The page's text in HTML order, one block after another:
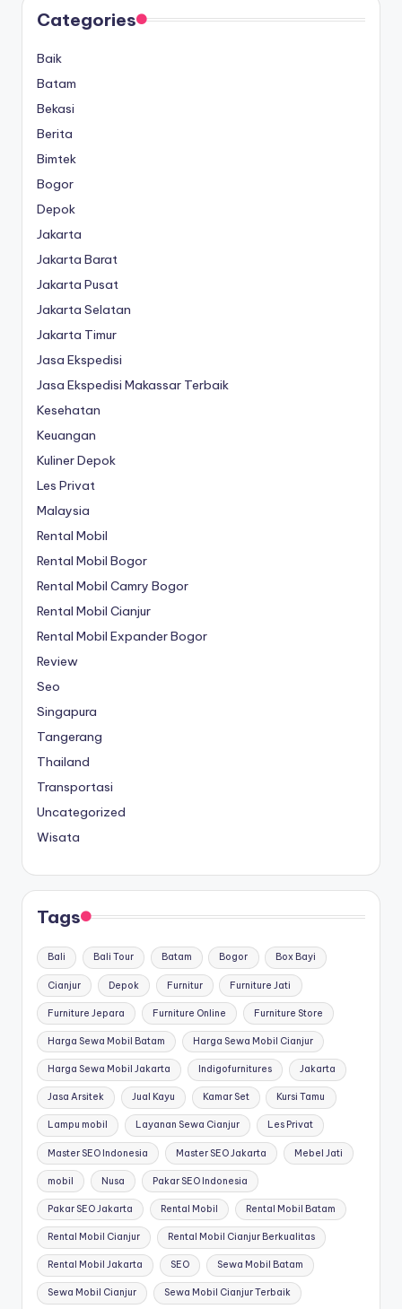
Categories
Baik
Batam
Bekasi
Berita
Bimtek
Bogor
Depok
Jakarta
Jakarta Barat
Jakarta Pusat
Jakarta Selatan
Jakarta Timur
Jasa Ekspedisi
Jasa Ekspedisi Makassar Terbaik
Kesehatan
Keuangan
Kuliner Depok
Les Privat
Malaysia
Rental Mobil
Rental Mobil Bogor
Rental Mobil Camry Bogor
Rental Mobil Cianjur
Rental Mobil Expander Bogor
Review
Seo
Singapura
Tangerang
Thailand
Transportasi
Uncategorized
Wisata
Tags
Bali Bali Tour Batam Bogor Box Bayi
Cianjur Depok Furnitur Furniture Jati
Furniture Jepara Furniture Online Furniture Store
Harga Sewa Mobil Batam Harga Sewa Mobil Cianjur
Harga Sewa Mobil Jakarta Indigofurnitures Jakarta
Jasa Arsitek Jual Kayu Kamar Set Kursi Tamu
Lampu mobil Layanan Sewa Cianjur Les Privat
Master SEO Indonesia Master SEO Jakarta Mebel Jati
mobil Nusa Pakar SEO Indonesia
Pakar SEO Jakarta Rental Mobil Rental Mobil Batam
Rental Mobil Cianjur Rental Mobil Cianjur Berkualitas
Rental Mobil Jakarta SEO Sewa Mobil Batam
Sewa Mobil Cianjur Sewa Mobil Cianjur Terbaik